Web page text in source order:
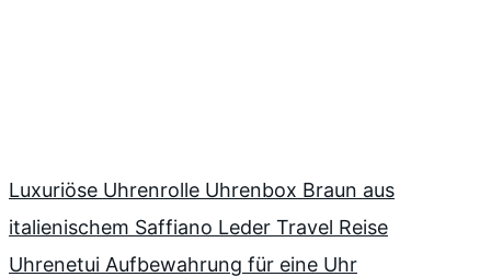
Luxuriöse Uhrenrolle Uhrenbox Braun aus
italienischem Saffiano Leder Travel Reise
Uhrenetui Aufbewahrung für eine Uhr